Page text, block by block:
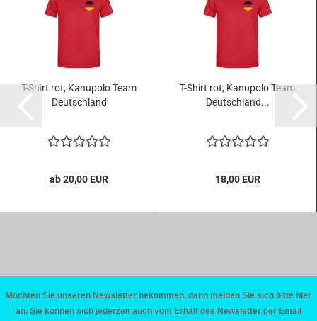
T-​Shirt rot, Ka­nu­po­lo Team
Deutsch­land
ab 20,00 EUR
T-​Shirt rot, Ka­nu­po­lo Team
Deutsch­land...
18,00 EUR
Möchten Sie unseren Newsletter bekommen, dann melden Sie sich bitte hier
an. Sie können sich jederzeit auch vom Erhalt des Newsletter per Email